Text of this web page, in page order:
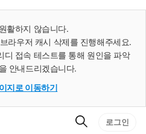
활하지 않습니다.
라우저 캐시 삭제를 진행해주세요.
디 접속 테스트를 통해 원인을 파악
안내드리겠습니다.
지로 이동하기
검
로그인